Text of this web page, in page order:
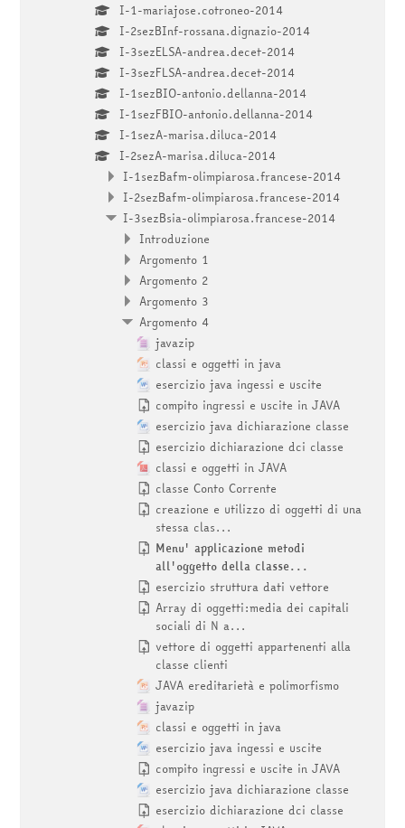
I-1-mariajose.cotroneo-2014
I-2sezBInf-rossana.dignazio-2014
I-3sezELSA-andrea.decet-2014
I-3sezFLSA-andrea.decet-2014
I-1sezBIO-antonio.dellanna-2014
I-1sezFBIO-antonio.dellanna-2014
I-1sezA-marisa.diluca-2014
I-2sezA-marisa.diluca-2014
I-1sezBafm-olimpiarosa.francese-2014
I-2sezBafm-olimpiarosa.francese-2014
I-3sezBsia-olimpiarosa.francese-2014
Introduzione
Argomento 1
Argomento 2
Argomento 3
Argomento 4
javazip
classi e oggetti in java
esercizio java ingessi e uscite
compito ingressi e uscite in JAVA
esercizio java dichiarazione classe
esercizio dichiarazione dci classe
classi e oggetti in JAVA
classe Conto Corrente
creazione e utilizzo di oggetti di una
stessa clas...
Menu' applicazione metodi
all'oggetto della classe...
esercizio struttura dati vettore
Array di oggetti:media dei capitali
sociali di N a...
vettore di oggetti appartenenti alla
classe clienti
JAVA ereditarietà e polimorfismo
javazip
classi e oggetti in java
esercizio java ingessi e uscite
compito ingressi e uscite in JAVA
esercizio java dichiarazione classe
esercizio dichiarazione dci classe